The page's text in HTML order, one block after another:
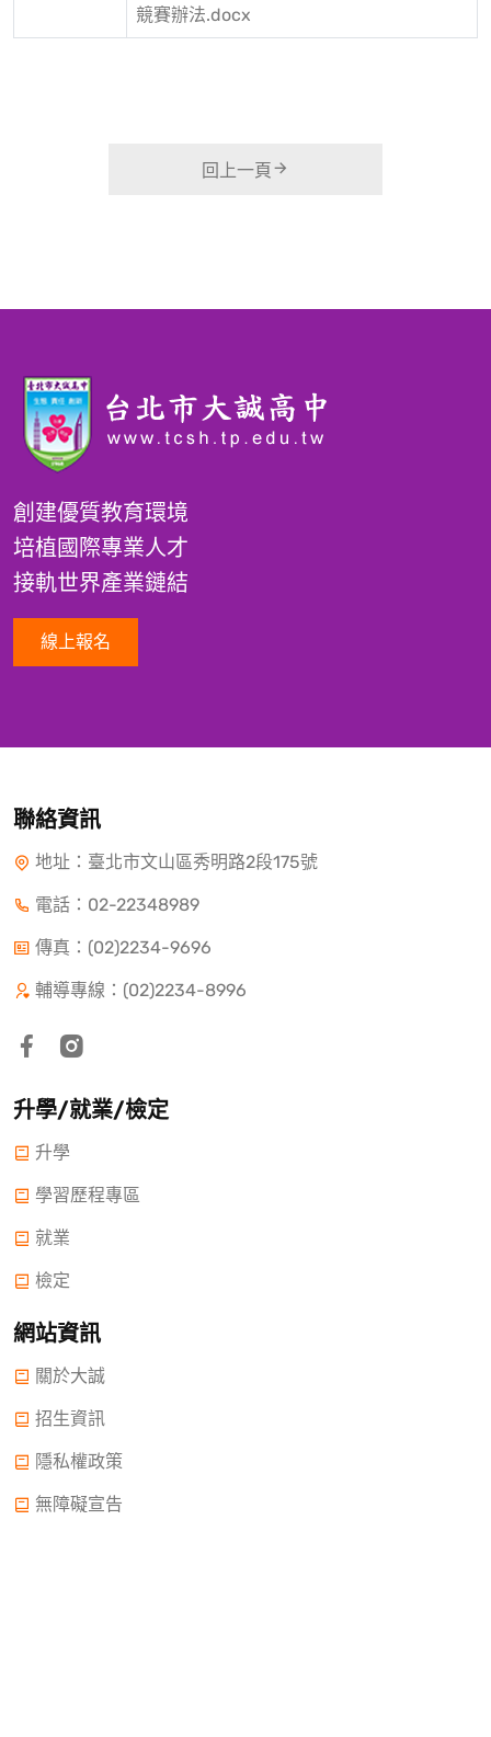
競賽辦法.docx
回上一頁
創建優質教育環境
培植國際專業人才
接軌世界產業鏈結
線上報名
聯絡資訊
地址：臺北市文山區秀明路2段175號
電話： 02-22348989
傳真：(02)2234-9696
輔導專線：(02)2234-8996
升學/就業/檢定
升學
學習歷程專區
就業
檢定
網站資訊
關於大誠
招生資訊
隱私權政策
無障礙宣告